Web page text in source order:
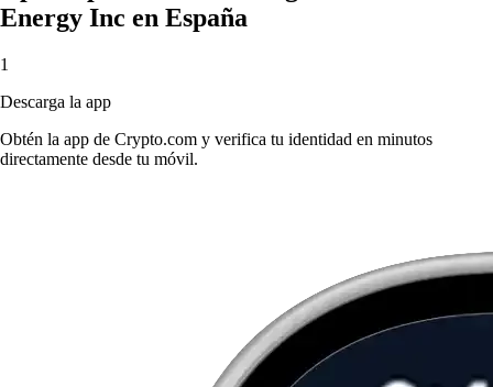
Energy Inc en España
1
Descarga la app
Obtén la app de Crypto.com y verifica tu identidad en minutos
directamente desde tu móvil.